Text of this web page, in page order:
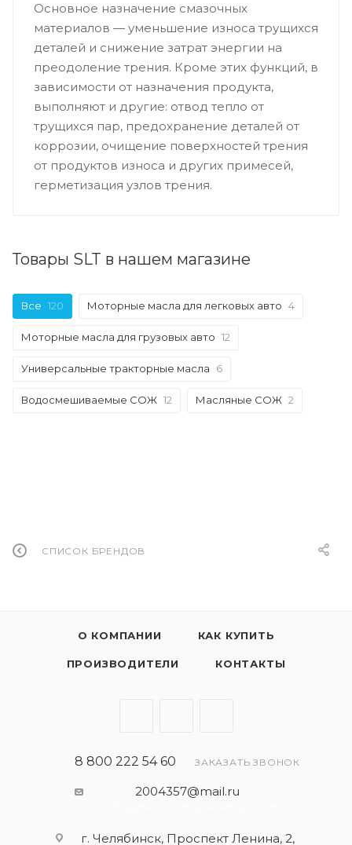
Основное назначение смазочных
материалов — уменьшение износа трущихся
деталей и снижение затрат энергии на
преодоление трения. Кроме этих функций, в
зависимости от назначения продукта,
выполняют и другие: отвод тепло от
трущихся пар, предохранение деталей от
коррозии, очищение поверхностей трения
от продуктов износа и других примесей,
герметизация узлов трения.
Товары SLT в нашем магазине
Все 120 Моторные масла для легковых авто 4
Моторные масла для грузовых авто 12
Универсальные тракторные масла 6
Водосмешиваемые СОЖ 12 Масляные СОЖ 2
СПИСОК БРЕНДОВ
О КОМПАНИИ КАК КУПИТЬ
ПРОИЗВОДИТЕЛИ КОНТАКТЫ
8 800 222 54 60 ЗАКАЗАТЬ ЗВОНОК
2004357@mail.ru
г. Челябинск, Проспект Ленина, 2,